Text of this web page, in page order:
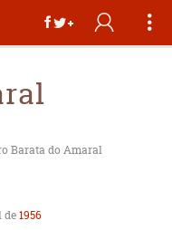
Barata do Amaral
de1956